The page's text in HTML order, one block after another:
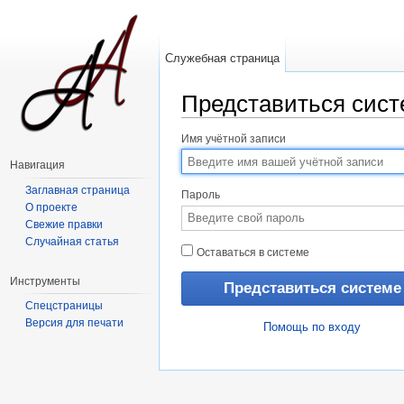
Представиться
Имя учётной записи
Пароль
Оставаться в системе
Помощь по входу
Служебная страница
Навигация
Заглавная страница
О проекте
Свежие правки
Случайная статья
Инструменты
Спецстраницы
Версия для печати